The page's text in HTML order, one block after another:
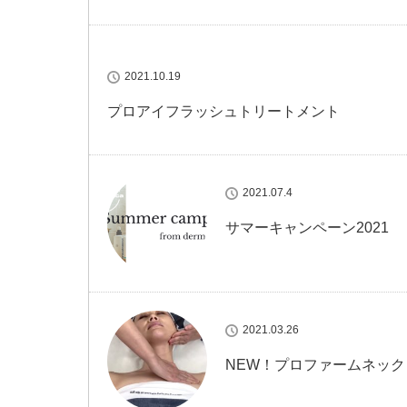
2021.10.19
プロアイフラッシュトリートメント
2021.07.4
サマーキャンペーン2021
2021.03.26
NEW！プロファームネッ